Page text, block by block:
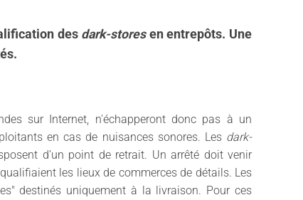
des dark-storesen entrepôts. Une
sur Internet, n'échapperont donc pas à un
en cas de nuisances sonores. Les dark-
d’un point de retrait. Un arrêté doit venir
les lieux de commerces de détails. Les
destinés uniquement à la livraison. Pour ces